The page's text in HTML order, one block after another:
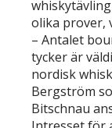
olika prover,
– Antalet
tycker är
nordisk
Bergström
Bitschnau